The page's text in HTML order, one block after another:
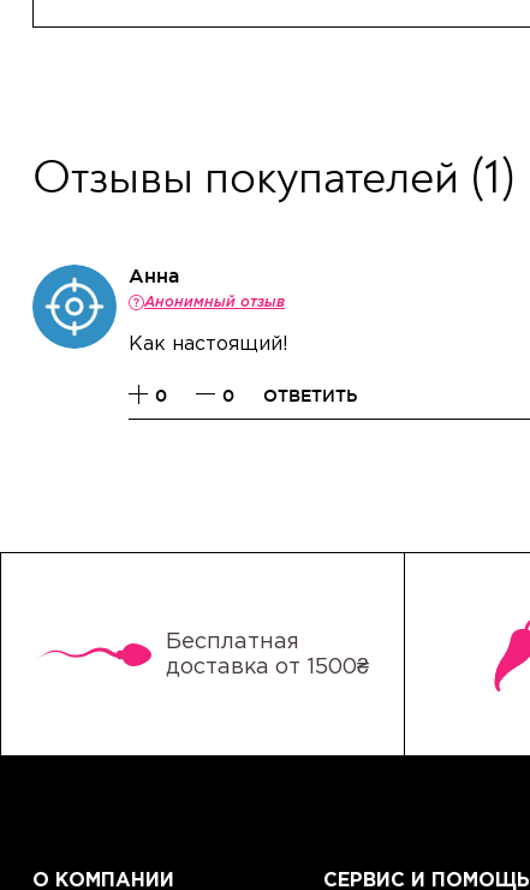
Отзывы покупателей (1)
Анна
Анонимный отзыв
Как настоящий!
0 0 ОТВЕТИТЬ
Бесплатная
доставка от 1500₴
О КОМПАНИИ СЕРВИС И ПОМОЩЬ